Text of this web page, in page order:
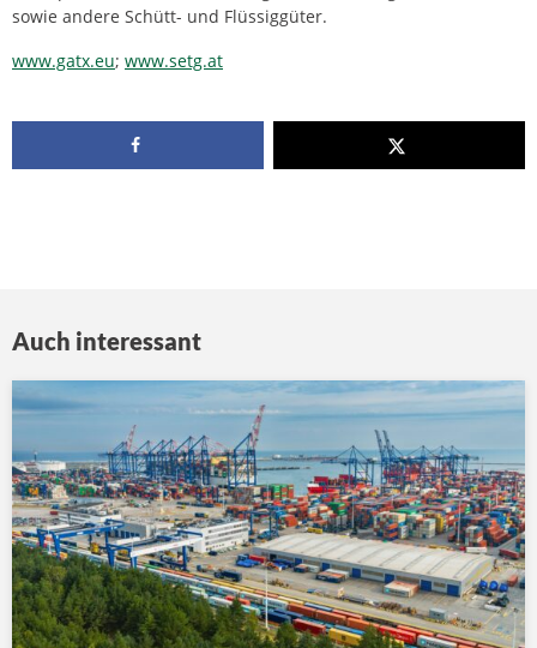
sowie andere Schütt- und Flüssiggüter.
www.gatx.eu; www.setg.at
Auch interessant